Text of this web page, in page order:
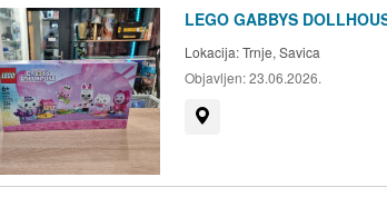
ponudu unikatnih predmeta,
se svojim poštenjem,
Posjetite nas danas i vidite što vam
LEGO GABBYS
Lokacija:Trnje, Savica
Objavljen:23.06.2026.